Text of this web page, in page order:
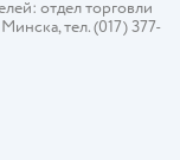
отдел торговли
тел. (017) 377-